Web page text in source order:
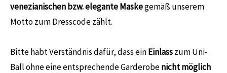
venezianischen bzw. elegante Maskegemäß unserem
Motto zum Dresscode zählt.
Bitte habt Verständnis dafür, dass einEinlasszum Uni-
Ball ohne eine entsprechende Garderobenicht möglich